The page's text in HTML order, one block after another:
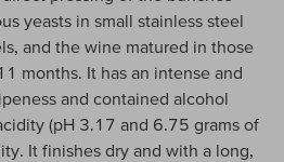
yeasts in small stainless steel
and the wine matured in those
months. It has an intense and
and contained alcohol
(pH 3.17 and 6.75 grams of
It finishes dry and with a long,